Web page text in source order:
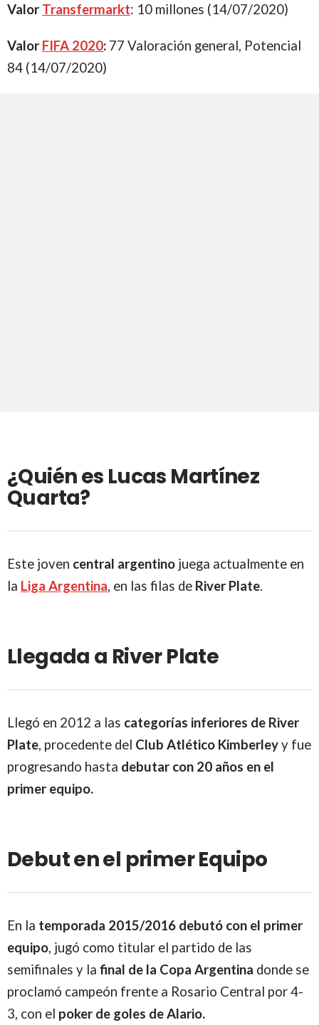
Valor Transfermarkt: 10 millones (14/07/2020)
Valor FIFA 2020: 77 Valoración general, Potencial
84 (14/07/2020)
¿Quién es Lucas Martínez
Quarta?
Este joven central argentino juega actualmente en
la Liga Argentina, en las filas de River Plate.
Llegada a River Plate
Llegó en 2012 a las categorías inferiores de River
Plate, procedente del Club Atlético Kimberleyy fue
progresando hasta debutar con 20 años en el
primer equipo.
Debut en el primer Equipo
En la temporada 2015/2016 debutó con el primer
equipo, jugó como titular el partido de las
semifinales y la final de la Copa Argentina donde se
proclamó campeón frente a Rosario Central por 4-
3, con el poker de goles de Alario.